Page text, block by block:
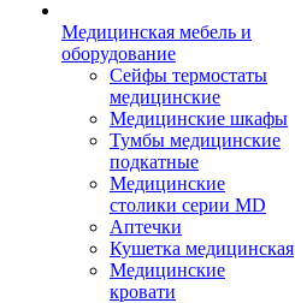
Медицинская мебель и
оборудование
Сейфы термостаты
медицинские
Медицинские шкафы
Тумбы медицинские
подкатные
Медицинские
столики серии MD
Аптечки
Кушетка медицинская
Медицинские
кровати